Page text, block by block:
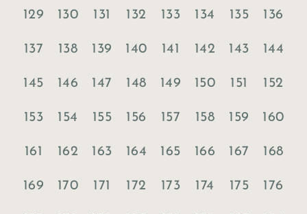
129 130 131 132 133 134 135 136
137 138 139 140 141 142 143 144
145 146 147 148 149 150 151 152
153 154 155 156 157 158 159 160
161 162 163 164 165 166 167 168
169 170 171 172 173 174 175 176